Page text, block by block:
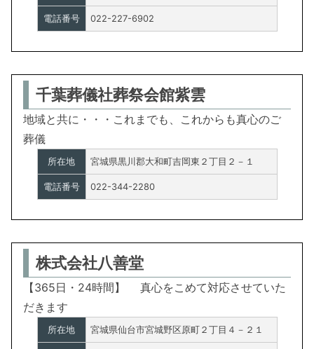
電話番号 022-227-6902
千葉葬儀社葬祭会館紫雲
地域と共に・・・これまでも、これからも真心のご
葬儀
所在地 宮城県黒川郡大和町吉岡東２丁目２－１
電話番号 022-344-2280
株式会社八善堂
【365日・24時間】 真心をこめて対応させていた
だきます
所在地 宮城県仙台市宮城野区原町２丁目４－２１